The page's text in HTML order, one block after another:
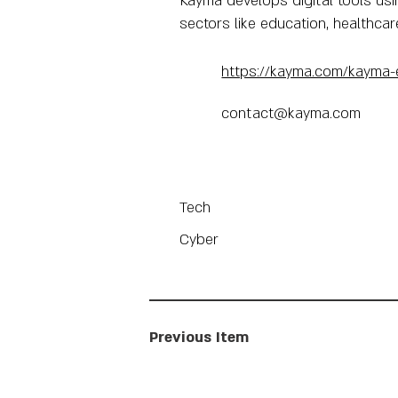
sectors like education,
https://kayma.com/
contact@kayma.com
Previous Item
Tech
Cyber